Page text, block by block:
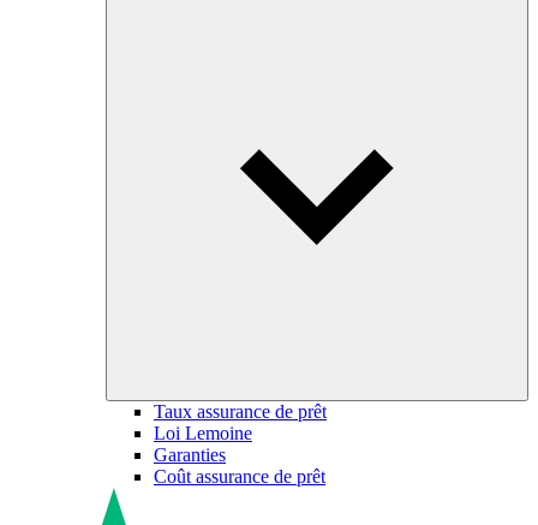
Taux assurance de prêt
Loi Lemoine
Garanties
Coût assurance de prêt